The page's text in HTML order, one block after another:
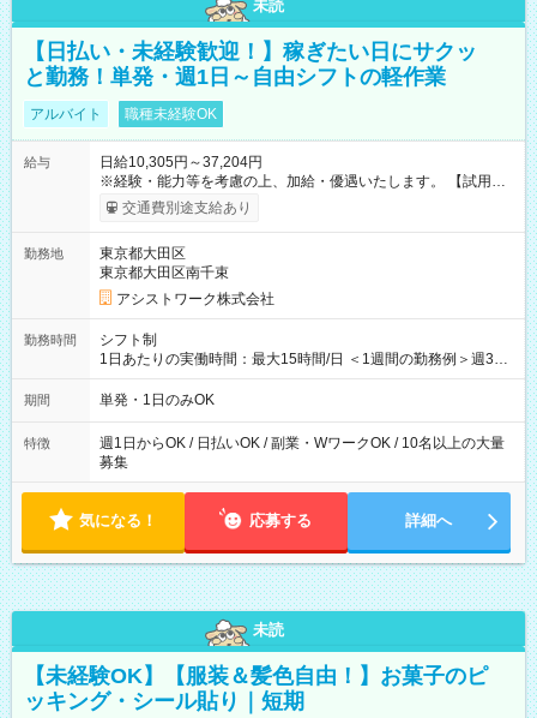
未読
【日払い・未経験歓迎！】稼ぎたい日にサクッ
と勤務！単発・週1日～自由シフトの軽作業
アルバイト 職種未経験OK
給与
日給10,305円～37,204円
※経験・能力等を考慮の上、加給・優遇いたします。 【試用期
間】試用期間なし
交通費別途支給あり
勤務地
東京都大田区
東京都大田区南千束
アシストワーク株式会社
勤務時間
シフト制
1日あたりの実働時間：最大15時間/日 ＜1週間の勤務例＞週3回
勤務 勤務：月・水・金 休み：火・木・土・日 好きな時にお仕事
可能です！ ※1日あたりの最大実働時間は日勤、夜勤共に勤務し
期間 単発・1日のみOK
特徴
週1日からOK / 日払いOK / 副業・WワークOK / 10名以上の大量
募集
気になる！ 応募する 詳細へ
未読
【未経験OK】【服装＆髪色自由！】お菓子のピ
ッキング・シール貼り｜短期